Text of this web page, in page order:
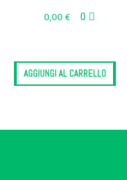
0,00 € 0
AGGIUNGI AL CARRELLO